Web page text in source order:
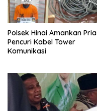
Polsek Hinai Amankan Pria
Pencuri Kabel Tower
Komunikasi